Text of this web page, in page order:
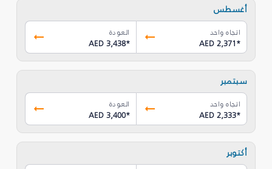
أغسطس
اتجاه واحد
AED 2,371*
العودة
AED 3,438*
سبتمبر
اتجاه واحد
AED 2,333*
العودة
AED 3,400*
أكتوبر